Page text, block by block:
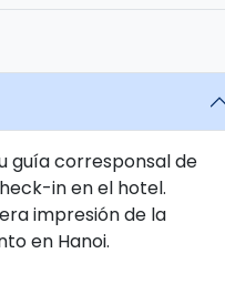
guía corresponsal de
in en el hotel.
impresión de la
en Hanoi.